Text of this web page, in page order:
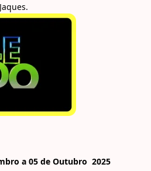
a 05 de Outubro 2025